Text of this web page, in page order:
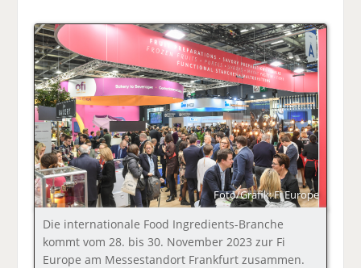
Foto/Grafik: Fi Europe
Die internationale Food Ingredients-Branche
kommt vom 28. bis 30. November 2023 zur Fi
Europe am Messestandort Frankfurt zusammen.